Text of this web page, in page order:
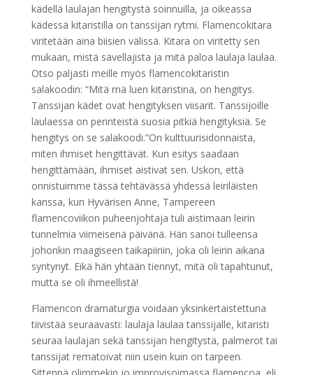
kädellä laulajan hengitystä soinnuilla, ja oikeassa
kädessä kitaristilla on tanssijan rytmi. Flamencokitara
viritetään aina biisien välissä. Kitara on viritetty sen
mukaan, mistä sävellajista ja mitä paloa laulaja laulaa.
Otso paljasti meille myös flamencokitaristin
salakoodin: “Mitä mä luen kitaristina, on hengitys.
Tanssijan kädet ovat hengityksen viisarit. Tanssijoille
laulaessa on perinteistä suosia pitkiä hengityksiä. Se
hengitys on se salakoodi.”On kulttuurisidonnaista,
miten ihmiset hengittävät. Kun esitys saadaan
hengittämään, ihmiset aistivat sen. Uskon, että
onnistuimme tässä tehtävässä yhdessä leiriläisten
kanssa, kun Hyvärisen Anne, Tampereen
flamencoviikon puheenjohtaja tuli aistimaan leirin
tunnelmia viimeisenä päivänä. Hän sanoi tulleensa
johonkin maagiseen taikapiiriin, joka oli leirin aikana
syntynyt. Eikä hän yhtään tiennyt, mitä oli tapahtunut,
mutta se oli ihmeellistä!
Flamencon dramaturgia voidaan yksinkertaistettuna
tiivistää seuraavasti: laulaja laulaa tanssijalle, kitaristi
seuraa laulajan sekä tanssijan hengitystä, palmerot tai
tanssijat rematoivat niin usein kuin on tarpeen.